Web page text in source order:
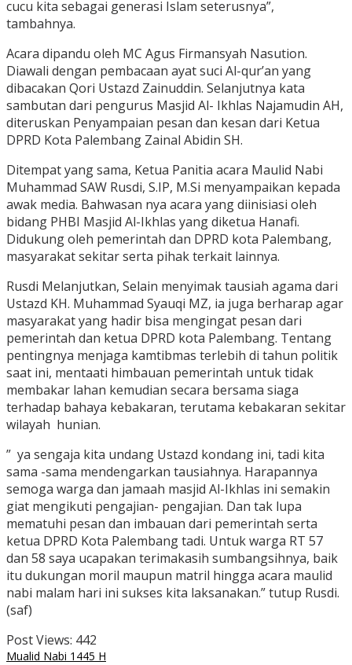
cucu kita sebagai generasi Islam seterusnya”,
tambahnya.
Acara dipandu oleh MC Agus Firmansyah Nasution.
Diawali dengan pembacaan ayat suci Al-qur’an yang
dibacakan Qori Ustazd Zainuddin. Selanjutnya kata
sambutan dari pengurus Masjid Al- Ikhlas Najamudin AH,
diteruskan Penyampaian pesan dan kesan dari Ketua
DPRD Kota Palembang Zainal Abidin SH.
Ditempat yang sama, Ketua Panitia acara Maulid Nabi
Muhammad SAW Rusdi, S.IP, M.Si menyampaikan kepada
awak media. Bahwasan nya acara yang diinisiasi oleh
bidang PHBI Masjid Al-Ikhlas yang diketua Hanafi.
Didukung oleh pemerintah dan DPRD kota Palembang,
masyarakat sekitar serta pihak terkait lainnya.
Rusdi Melanjutkan, Selain menyimak tausiah agama dari
Ustazd KH. Muhammad Syauqi MZ, ia juga berharap agar
masyarakat yang hadir bisa mengingat pesan dari
pemerintah dan ketua DPRD kota Palembang. Tentang
pentingnya menjaga kamtibmas terlebih di tahun politik
saat ini, mentaati himbauan pemerintah untuk tidak
membakar lahan kemudian secara bersama siaga
terhadap bahaya kebakaran, terutama kebakaran sekitar
wilayah hunian.
” ya sengaja kita undang Ustazd kondang ini, tadi kita
sama -sama mendengarkan tausiahnya. Harapannya
semoga warga dan jamaah masjid Al-Ikhlas ini semakin
giat mengikuti pengajian- pengajian. Dan tak lupa
mematuhi pesan dan imbauan dari pemerintah serta
ketua DPRD Kota Palembang tadi. Untuk warga RT 57
dan 58 saya ucapakan terimakasih sumbangsihnya, baik
itu dukungan moril maupun matril hingga acara maulid
nabi malam hari ini sukses kita laksanakan.” tutup Rusdi.
(saf)
Post Views: 442
Mualid Nabi 1445 H